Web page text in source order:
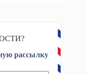
рассылку